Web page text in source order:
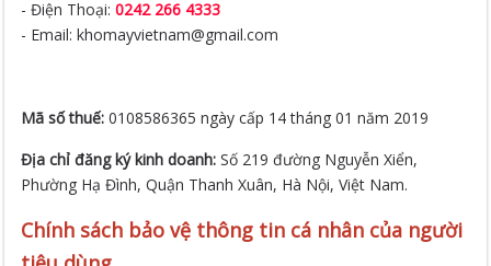
- Điện Thoại:0242 266 4333
- Email: khomayvietnam@gmail.com
Mã số thuế:0108586365 ngày cấp 14 tháng 01 năm 2019
Địa chỉ đăng ký kinh doanh:Số 219 đường Nguyễn Xiển,
Phường Hạ Đình, Quận Thanh Xuân, Hà Nội, Việt Nam.
Chính sách bảo vệ thông tin cá nhân của người